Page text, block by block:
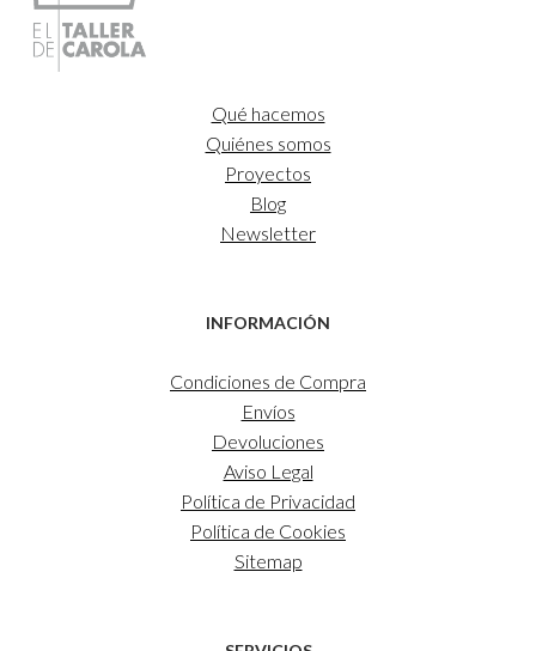
Qué hacemos
Quiénes somos
Proyectos
Blog
Newsletter
INFORMACIÓN
Condiciones de Compra
Envíos
Devoluciones
Aviso Legal
Política de Privacidad
Política de Cookies
Sitemap